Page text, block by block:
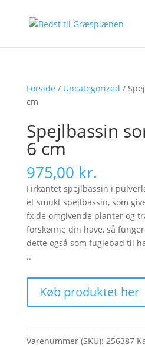
Forside / Uncategorized /
cm
Spejlbassin
6 cm
975,00 kr.
Firkantet spejlbassin i
et smukt spejlbassin, som
fx de omgivende planter og
forskønne din have, så
dette også som fuglebad til
..
Køb produktet her
Varenummer (SKU): 256387